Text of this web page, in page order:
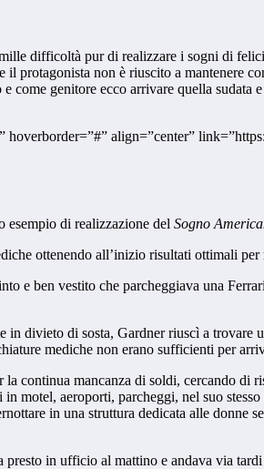
difficoltà pur di realizzare i sogni di
protagonista non è riuscito a mantenere
genitore ecco arrivare quella sudata
align=”center”
di realizzazione del Sogno
ottenendo all’inizio risultati ottimali
e ben vestito che parcheggiava una
divieto di sosta, Gardner riuscì a trovare
mediche non erano sufficienti per
continua mancanza di soldi, cercando di
motel, aeroporti, parcheggi, nel suo
in una struttura dedicata alle donne
in ufficio al mattino e andava via